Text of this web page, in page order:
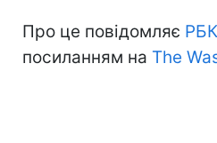
Про це повідомляє
посиланням на The